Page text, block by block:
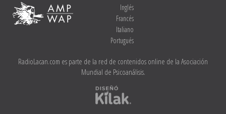
Inglés
Francés
Italiano
Portugués
RadioLacan.com es parte de la red de contenidos online de la Asociación
Mundial de Psicoanálisis.